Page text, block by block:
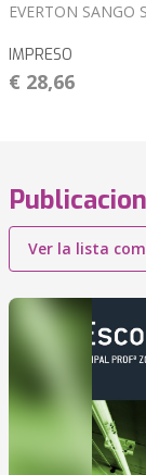
EVERTON SANGO
IMPRESO
€ 28,66
Ver la lista